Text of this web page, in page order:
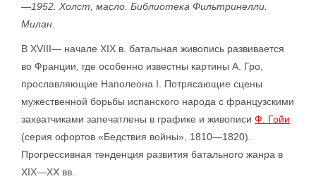
—1952. Холст, масло. Библиотека Фильтринелли.
Милан.
В XVIII— начале XIX в. батальная живопись развивается
во Франции, где особенно известны картины А. Гро,
прославляющие Наполеона I. Потрясающие сцены
мужественной борьбы испанского народа с французскими
захватчиками запечатлены в графике и живописи Ф. Гойи
(серия офортов «Бедствия войны», 1810—1820).
Прогрессивная тенденция развития батального жанра в
XIX—XX вв.